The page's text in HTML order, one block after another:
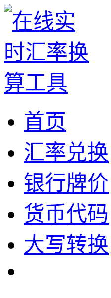
首页
汇率兑换
银行牌价
货币代码
大写转换